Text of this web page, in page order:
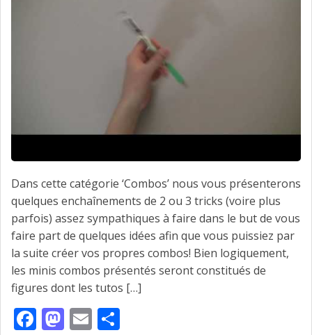
Dans cette catégorie ‘Combos’ nous vous présenterons
quelques enchaînements de 2 ou 3 tricks (voire plus
parfois) assez sympathiques à faire dans le but de vous
faire part de quelques idées afin que vous puissiez par
la suite créer vos propres combos! Bien logiquement,
les minis combos présentés seront constitués de
figures dont les tutos […]
Facebook
Mastodon
Email